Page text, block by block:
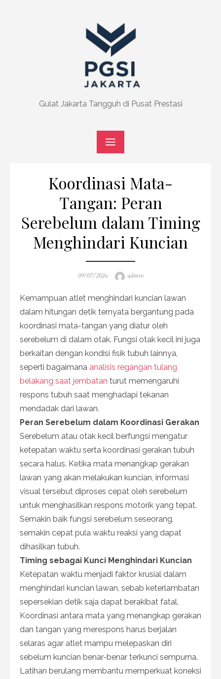
Gulat Jakarta Tangguh di Pusat Prestasi
Koordinasi Mata-
Tangan: Peran
Serebelum dalam Timing
Menghindari Kuncian
Posted
09/07/2026 Author
admin
Kemampuan atlet menghindari kuncian lawan
dalam hitungan detik ternyata bergantung pada
koordinasi mata-tangan yang diatur oleh
serebelum di dalam otak. Fungsi otak kecil ini juga
berkaitan dengan kondisi fisik tubuh lainnya,
seperti bagaimana analisis regangan tulang
belakang saat jembatan turut memengaruhi
respons tubuh saat menghadapi tekanan
mendadak dari lawan.
Peran Serebelum dalam Koordinasi Gerakan
Serebelum atau otak kecil berfungsi mengatur
ketepatan waktu serta koordinasi gerakan tubuh
secara halus. Ketika mata menangkap gerakan
lawan yang akan melakukan kuncian, informasi
visual tersebut diproses cepat oleh serebelum
untuk menghasilkan respons motorik yang tepat.
Semakin baik fungsi serebelum seseorang,
semakin cepat pula waktu reaksi yang dapat
dihasilkan tubuh.
Timing sebagai Kunci Menghindari Kuncian
Ketepatan waktu menjadi faktor krusial dalam
menghindari kuncian lawan, sebab keterlambatan
sepersekian detik saja dapat berakibat fatal.
Koordinasi antara mata yang menangkap gerakan
dan tangan yang merespons harus berjalan
selaras agar atlet mampu melepaskan diri
sebelum kuncian benar-benar terkunci sempurna.
Latihan berulang membantu memperkuat koneksi